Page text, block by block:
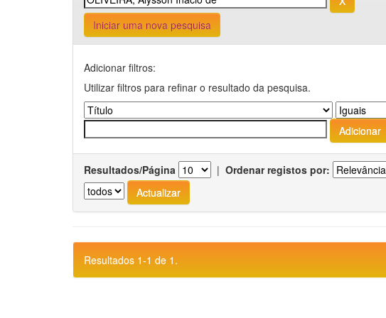
Iniciar uma nova pesquisa
Adicionar filtros:
Utilizar filtros para refinar o resultado da pesquisa.
Resultados/Página | Ordenar registos por:
Resultados 1-1 de 1.